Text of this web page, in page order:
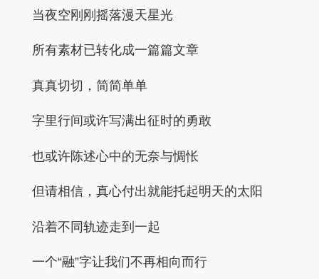
当夜空刚刚摇落漫天星光
所有素材已转化成一篇篇文章
真真切切，简简单单
字里行间或许写满出征时的勇敢
也或许陈述心中的无奈与惆怅
但请相信，真心付出就能托起明天的太阳
沿着不同轨迹走到一起
一个“融”字让我们不再相向而行